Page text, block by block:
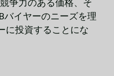
争力のある価格、そ
バイヤーのニーズを理
に投資することにな